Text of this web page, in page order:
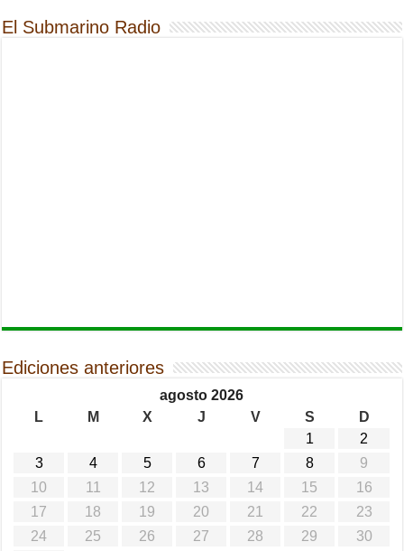
El Submarino Radio
Ediciones anteriores
agosto 2026
L
M X J V S
D
1
2
3
4 5 6 7 8
9
10
11 12 13 14 15
16
17
18 19 20 21 22
23
24
25 26 27 28 29
30